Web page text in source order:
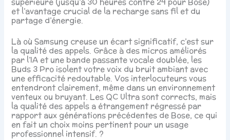
et l’avantage crucial de la recharge sans fil et du
partage d’énergie.
Là où Samsung creuse un écart significatif, c’est sur
la qualité des appels. Grâce à des micros améliorés
par l’IA et une bande passante vocale doublée, les
Buds 3 Pro isolent votre voix du bruit ambiant avec
une efficacité redoutable. Vos interlocuteurs vous
entendront clairement, même dans un environnement
venteux ou bruyant. Les QC Ultra sont corrects, mais
la qualité des appels a étrangement régressé par
rapport aux générations précédentes de Bose, ce qui
en fait un choix moins pertinent pour un usage
professionnel intensif. ?